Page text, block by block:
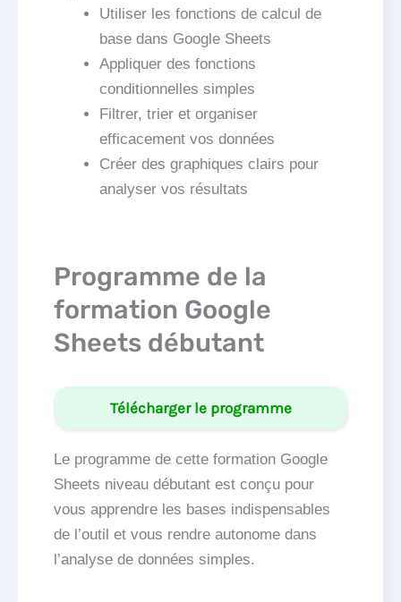
Utiliser les fonctions de calcul de
base dans Google Sheets
Appliquer des fonctions
conditionnelles simples
Filtrer, trier et organiser
efficacement vos données
Créer des graphiques clairs pour
analyser vos résultats
Programme de la
formation Google
Sheets débutant
Télécharger le programme
Le programme de cette formation Google
Sheets niveau débutant est conçu pour
vous apprendre les bases indispensables
de l’outil et vous rendre autonome dans
l’analyse de données simples.